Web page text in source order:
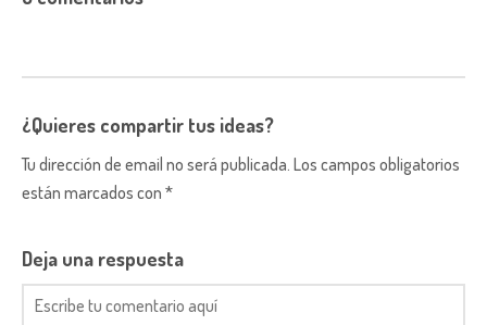
¿Quieres compartir tus ideas?
Tu dirección de email no será publicada. Los campos obligatorios
están marcados con *
Deja una respuesta